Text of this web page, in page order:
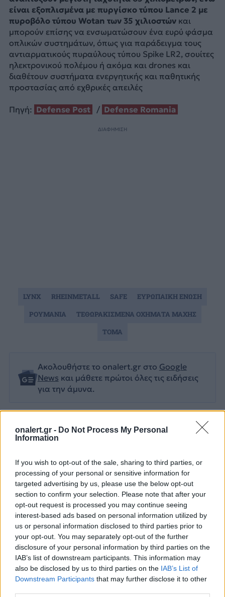
onalert.gr - Do Not Process My Personal
Information
If you wish to opt-out of the sale, sharing to third parties, or
processing of your personal or sensitive information for
targeted advertising by us, please use the below opt-out
section to confirm your selection. Please note that after your
opt-out request is processed you may continue seeing
interest-based ads based on personal information utilized by
us or personal information disclosed to third parties prior to
your opt-out. You may separately opt-out of the further
disclosure of your personal information by third parties on the
IAB’s list of downstream participants. This information may
also be disclosed by us to third parties on the IAB’s List of
Downstream Participants that may further disclose it to other
Διάβασε επίσης
Τουρκία: «Δεν στοχεύει
κάποια συγκεκριμένη
χώρα η αμυντική
συμφωνία με Πακιστάν
Προκλήσεων
Αιγαίο από
8 παραβάσεις
παραβιάσεις
είναι εξοπλισμένα με πυργίσκο τύπου Lance 2 με
πυροβόλο τύπου Wotan των 35 χιλιοστώνκαι
μπορούν επίσης να ενσωματώσουν ένα ευρύ φάσμα
οπλικών συστημάτων, όπως για παράδειγμα τους
αντιαρματικούς πυραύλους τύπου Spike LR2, σουίτες
ηλεκτρονικού πολέμου ή ακόμα και drones και
διαθέτουν συστήματα ενεργητικής και παθητικής
προστασίας από εχθρικές απειλές
Πηγή: Defense Post / Defense Romania
ΔΙΑΦΗΜΙΣΗ
Ακολουθήστε το onalert.gr στο Google
News και μάθετε πρώτοι όλες τις ειδήσεις
για την άμυνα.
LYNX RHEINMETALL SAFE
ΕΥΡΩΠΑΙΚΗ ΕΝΩΣΗ
ΡΟΥΜΑΝΙΑ
ΤΕΘΩΡΑΚΙΣΜΕΝΑ ΟΧΗΜΑΤΑ ΜΑΧΗΣ
ΤΟΜΑ